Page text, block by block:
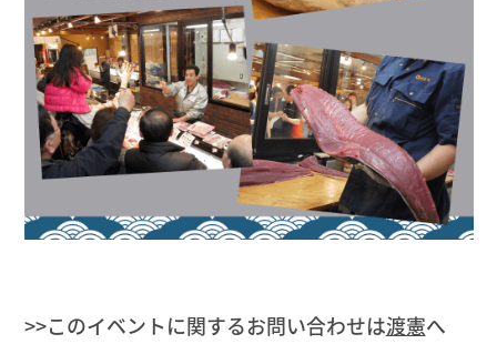
>>このイベントに関するお問い合わせは渡憲へ